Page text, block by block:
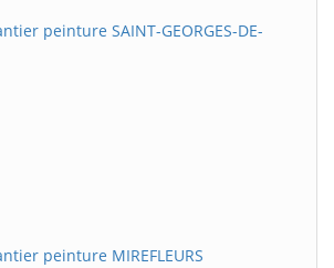
peinture SAINT-GEORGES-DE-
peinture MIREFLEURS